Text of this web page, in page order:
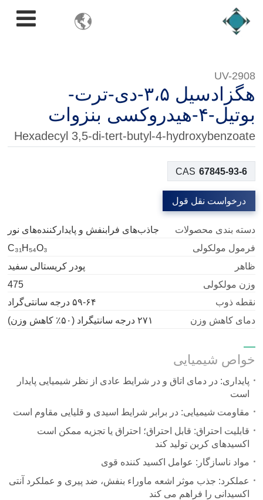

UV-2908
هگزادسیل ۳،۵-دی-ترت-
بوتیل-۴-هیدروکسی بنزوات
Hexadecyl 3,5-di-tert-butyl-4-hydroxybenzoate
CAS 67845-93-6
درخواست نقل قول
دسته بندی محصولات
جاذب‌های فرابنفش و پایدارکننده‌های نور
فرمول مولکولی
C₃₁H₅₄O₃
ظاهر
پودر کریستالی سفید
وزن مولکولی
475
نقطه ذوب
۵۹-۶۴ درجه سانتی‌گراد
دمای کاهش وزن
۲۷۱ درجه سانتیگراد (۵۰٪ کاهش وزن)
خواص شیمیایی
پایداری: در دمای اتاق و در شرایط عادی از نظر شیمیایی پایدار
است
مقاومت شیمیایی: در برابر شرایط اسیدی و قلیایی مقاوم است
قابلیت احتراق: قابل احتراق؛ احتراق یا تجزیه ممکن است
اکسیدهای کربن تولید کند
مواد ناسازگار: عوامل اکسید کننده قوی
عملکرد: جذب موثر اشعه ماوراء بنفش، ضد پیری و عملکرد آنتی
اکسیدانی را فراهم می کند